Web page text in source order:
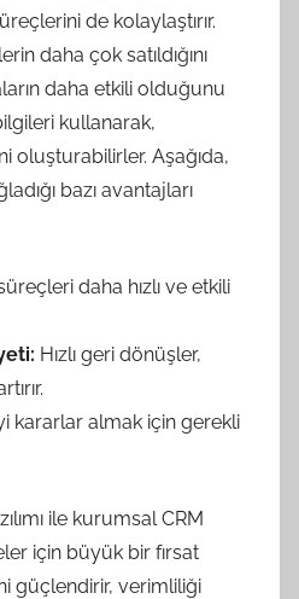
de kolaylaştırır.
daha çok satıldığını
daha etkili olduğunu
kullanarak,
oluşturabilirler. Aşağıda,
bazı avantajları
daha hızlı ve etkili
Hızlı geri dönüşler,
kararlar almak için gerekli
ile kurumsal CRM
için büyük bir fırsat
güçlendirir, verimliliği